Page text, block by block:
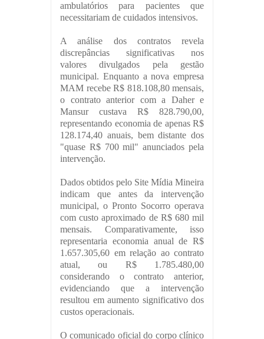
ambulatórios para pacientes que
necessitariam de cuidados intensivos.
A análise dos contratos revela
discrepâncias significativas nos
valores divulgados pela gestão
municipal. Enquanto a nova empresa
MAM recebe R$ 818.108,80 mensais,
o contrato anterior com a Daher e
Mansur custava R$ 828.790,00,
representando economia de apenas R$
128.174,40 anuais, bem distante dos
"quase R$ 700 mil" anunciados pela
intervenção.
Dados obtidos pelo Site Mídia Mineira
indicam que antes da intervenção
municipal, o Pronto Socorro operava
com custo aproximado de R$ 680 mil
mensais. Comparativamente, isso
representaria economia anual de R$
1.657.305,60 em relação ao contrato
atual, ou R$ 1.785.480,00
considerando o contrato anterior,
evidenciando que a intervenção
resultou em aumento significativo dos
custos operacionais.
O comunicado oficial do corpo clínico